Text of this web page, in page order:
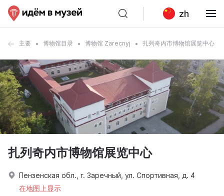
zh
主要 博物馆目录 博物馆 Zarecnyj 扎列奇内市博物馆展览中心
扎列奇内市博物馆展览中心
Пензенская обл., г. Заречный, ул. Спортивная, д. 4
在地图上显示